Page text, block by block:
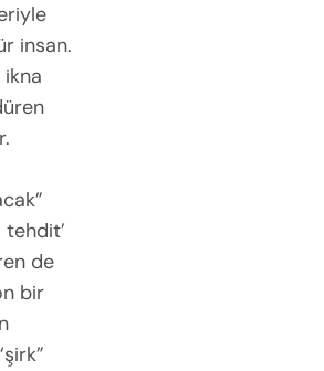
insan.
de
bir